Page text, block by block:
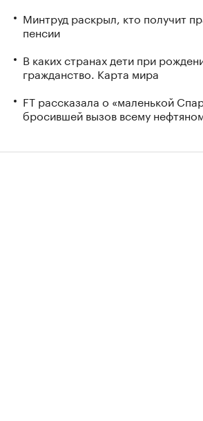
Минтруд раскрыл, кто получит
пенсии
В каких странах дети при
гражданство. Карта мира
FT рассказала о «маленькой
бросившей вызов всему